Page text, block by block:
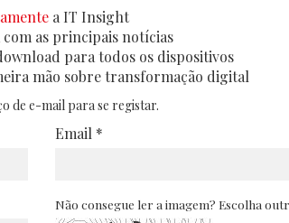
Operação
Podcast
em inteligência
da transformação,
27/06/2026
a IT Insight
as principais notícias
para todos os dispositivos
mão sobre transformação digital
de e-mail para se registar.
Email *
Não consegue ler a imagem? Escolha